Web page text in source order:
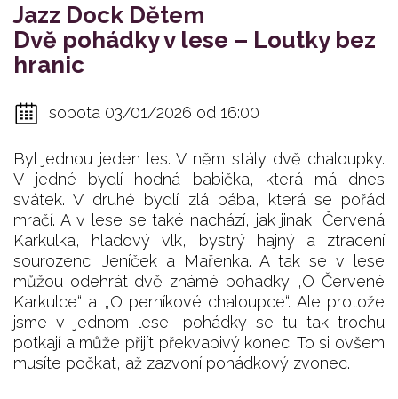
Jazz Dock Dětem
Dvě pohádky v lese – Loutky bez
hranic
sobota 03/01/2026 od 16:00
Byl jednou jeden les. V něm stály dvě chaloupky.
V jedné bydlí hodná babička, která má dnes
svátek. V druhé bydlí zlá bába, která se pořád
mračí. A v lese se také nachází, jak jinak, Červená
Karkulka, hladový vlk, bystrý hajný a ztracení
sourozenci Jeníček a Mařenka. A tak se v lese
můžou odehrát dvě známé pohádky „O Červené
Karkulce“ a „O perníkové chaloupce“. Ale protože
jsme v jednom lese, pohádky se tu tak trochu
potkají a může přijít překvapivý konec. To si ovšem
musíte počkat, až zazvoní pohádkový zvonec.